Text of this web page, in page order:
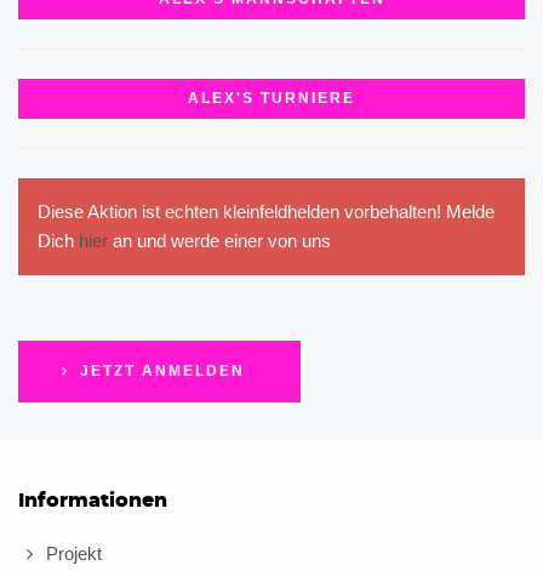
ALEX'S TURNIERE
Diese Aktion ist echten kleinfeldhelden vorbehalten! Melde
Dich hier an und werde einer von uns
JETZT ANMELDEN
Informationen
Projekt